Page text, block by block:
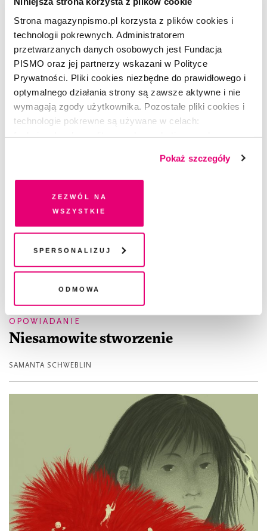
Strona magazynpismo.pl korzysta z plików cookies i
technologii pokrewnych. Administratorem
przetwarzanych danych osobowych jest Fundacja
PISMO oraz jej partnerzy wskazani w Polityce
Prywatności. Pliki cookies niezbędne do prawidłowego i
optymalnego działania strony są zawsze aktywne i nie
wymagają zgody użytkownika. Pozostałe pliki cookies i
technologie pokrewne są używane w celach:
dobrowolną zgodę na pliki cookies i technologie
pokrewne, zgadzasz się na przechowywanie informacji
na Twoim urządzeniu końcowym lub dostęp do niego i
przetwarzanie danych. Zgodę na wszystkie lub niektóre
chwili wycofać lub ponowić w zakładce "Ustawienia
plików cookie". Wycofanie zgody nie wpływa na
legalność przetwarzania danych przed jej wycofaniem
Pokaż szczegóły
Zezwól na
wszystkie
Spersonalizuj
Odmowa
nakładem wydawnictwa W.A.B.
CZYTAJ TAKŻE
OPOWIADANIE
Niesamowite stworzenie
SAMANTA SCHWEBLIN